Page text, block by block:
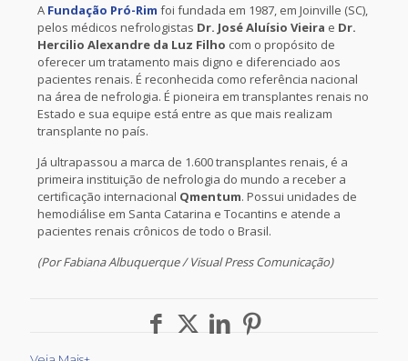
A Fundação Pró-Rim foi fundada em 1987, em Joinville (SC),
pelos médicos nefrologistas Dr. José Aluísio Vieira e Dr.
Hercilio Alexandre da Luz Filho com o propósito de
oferecer um tratamento mais digno e diferenciado aos
pacientes renais. É reconhecida como referência nacional
na área de nefrologia. É pioneira em transplantes renais no
Estado e sua equipe está entre as que mais realizam
transplante no país.
Já ultrapassou a marca de 1.600 transplantes renais, é a
primeira instituição de nefrologia do mundo a receber a
certificação internacional Qmentum. Possui unidades de
hemodiálise em Santa Catarina e Tocantins e atende a
pacientes renais crônicos de todo o Brasil.
(Por Fabiana Albuquerque / Visual Press Comunicação)